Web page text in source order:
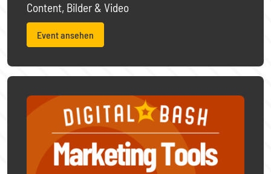
Content, Bilder & Video
Event ansehen